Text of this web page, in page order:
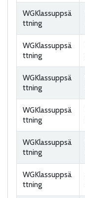
WGKlassuppsä
ttning
WGKlassuppsä
ttning
WGKlassuppsä
ttning
WGKlassuppsä
ttning
WGKlassuppsä
ttning
WGKlassuppsä
ttning